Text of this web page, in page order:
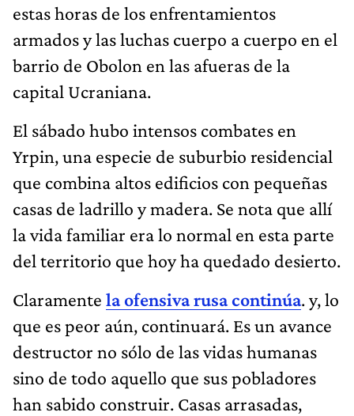
estas horas de los enfrentamientos
armados y las luchas cuerpo a cuerpo en el
barrio de Obolon en las afueras de la
capital Ucraniana.
El sábado hubo intensos combates en
Yrpin, una especie de suburbio residencial
que combina altos edificios con pequeñas
casas de ladrillo y madera. Se nota que allí
la vida familiar era lo normal en esta parte
del territorio que hoy ha quedado desierto.
Claramente la ofensiva rusa continúa. y, lo
que es peor aún, continuará. Es un avance
destructor no sólo de las vidas humanas
sino de todo aquello que sus pobladores
han sabido construir. Casas arrasadas,